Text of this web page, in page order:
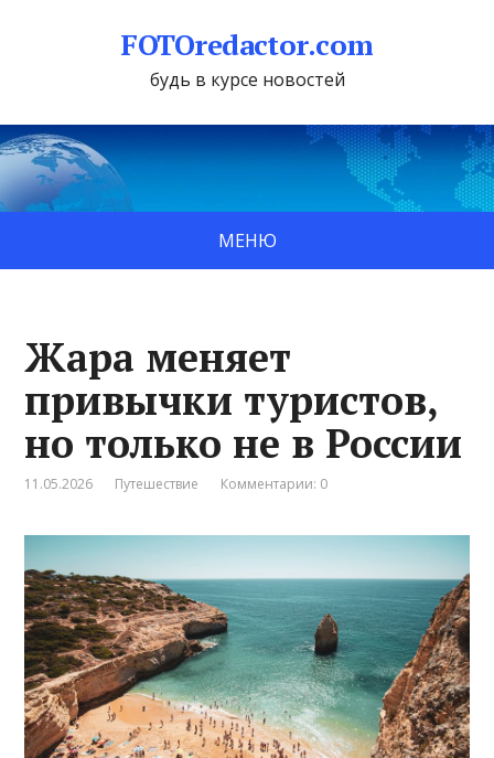
FOTOredactor.com
будь в курсе новостей
МЕНЮ
Жара меняет
привычки туристов,
но только не в России
11.05.2026 Путешествие Комментарии: 0